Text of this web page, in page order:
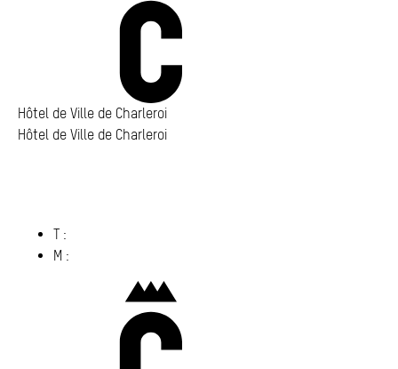
Hôtel de Ville de Charleroi
Hôtel de Ville de Charleroi
T :
M :